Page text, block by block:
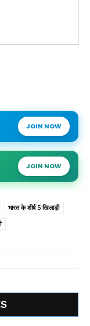
JOIN NOW
JOIN NOW
भारत के शीर्ष 5 खिलाड़ी